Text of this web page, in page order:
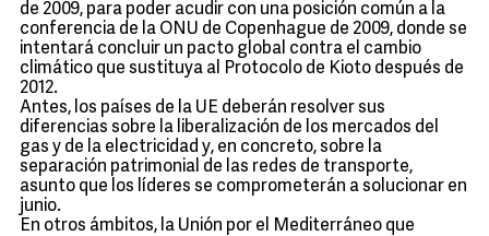
de 2009, para poder acudir con una posición común a la
conferencia de la ONU de Copenhague de 2009, donde se
intentará concluir un pacto global contra el cambio
climático que sustituya al Protocolo de Kioto después de
2012.
Antes, los países de la UE deberán resolver sus
diferencias sobre la liberalización de los mercados del
gas y de la electricidad y, en concreto, sobre la
separación patrimonial de las redes de transporte,
asunto que los líderes se comprometerán a solucionar en
junio.
En otros ámbitos, la Unión por el Mediterráneo que